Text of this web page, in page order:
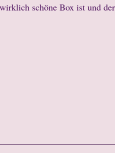
schöne Box ist und der